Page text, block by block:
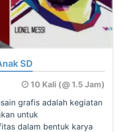
SD
10 Kali (@ 1.5 Jam)
grafis adalah kegiatan
untuk
dalam bentuk karya